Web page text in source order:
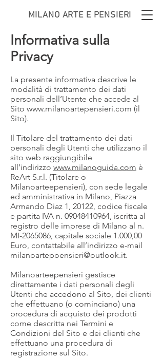
MILANO ARTE E PENSIERI
Informativa sulla
Privacy
La presente informativa descrive le
modalità di trattamento dei dati
personali dell’Utente che accede al
Sito www.milanoartepensieri.com (il
Sito).
Il Titolare del trattamento dei dati
personali degli Utenti che utilizzano il
sito web raggiungibile
all’indirizzo www.milanoguida.com è
ReArt S.r.l. (Titolare o
Milanoarteepensieri), con sede legale
ed amministrativa in Milano, Piazza
Armando Diaz 1, 20122, codice fiscale
e partita IVA n. 09048410964, iscritta al
registro delle imprese di Milano al n.
MI-2065086, capitale sociale 1.000,00
Euro, contattabile all’indirizzo e-mail
milanoartepoensieri@outlook.it.
Milanoarteepensieri gestisce
direttamente i dati personali degli
Utenti che accedono al Sito, dei clienti
che effettuano (o cominciano) una
procedura di acquisto dei prodotti
come descritta nei Termini e
Condizioni del Sito e dei clienti che
effettuano una procedura di
registrazione sul Sito.